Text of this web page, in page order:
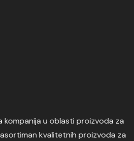
kompanija u oblasti proizvoda za
kvalitetnih proizvoda za